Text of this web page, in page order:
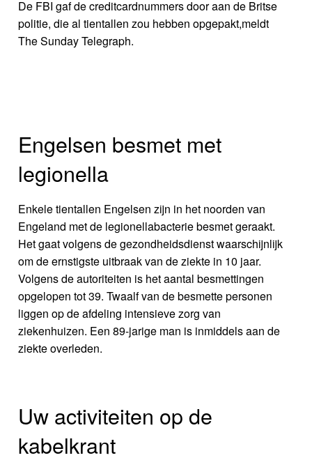
De FBI gaf de creditcardnummers door aan de Britse
politie, die al tientallen zou hebben opgepakt,meldt
The Sunday Telegraph.
Engelsen besmet met
legionella
Enkele tientallen Engelsen zijn in het noorden van
Engeland met de legionellabacterie besmet geraakt.
Het gaat volgens de gezondheidsdienst waarschijnlijk
om de ernstigste uitbraak van de ziekte in 10 jaar.
Volgens de autoriteiten is het aantal besmettingen
opgelopen tot 39. Twaalf van de besmette personen
liggen op de afdeling intensieve zorg van
ziekenhuizen. Een 89-jarige man is inmiddels aan de
ziekte overleden.
Uw activiteiten op de
kabelkrant